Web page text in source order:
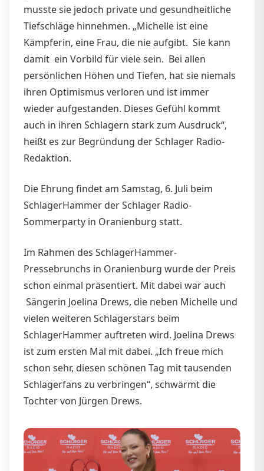
musste sie jedoch private und gesundheitliche
Tiefschläge hinnehmen. „Michelle ist eine
Kämpferin, eine Frau, die nie aufgibt. Sie kann
damit ein Vorbild für viele sein. Bei allen
persönlichen Höhen und Tiefen, hat sie niemals
ihren Optimismus verloren und ist immer
wieder aufgestanden. Dieses Gefühl kommt
auch in ihren Schlagern stark zum Ausdruck“,
heißt es zur Begründung der Schlager Radio-
Redaktion.
Die Ehrung findet am Samstag, 6. Juli beim
SchlagerHammer der Schlager Radio-
Sommerparty in Oranienburg statt.
Im Rahmen des SchlagerHammer-
Pressebrunchs in Oranienburg wurde der Preis
schon einmal präsentiert. Mit dabei war auch
Sängerin Joelina Drews, die neben Michelle und
vielen weiteren Schlagerstars beim
SchlagerHammer auftreten wird. Joelina Drews
ist zum ersten Mal mit dabei. „Ich freue mich
schon sehr, diesen schönen Tag mit tausenden
Schlagerfans zu verbringen“, schwärmt die
Tochter von Jürgen Drews.